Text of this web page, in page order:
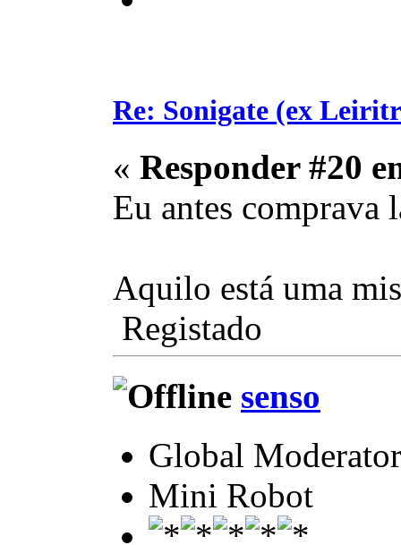
Re: Sonigate (ex
« Responder #20
Eu antes comprava
Aquilo está uma
Registado
senso
Global Moderator
Mini Robot